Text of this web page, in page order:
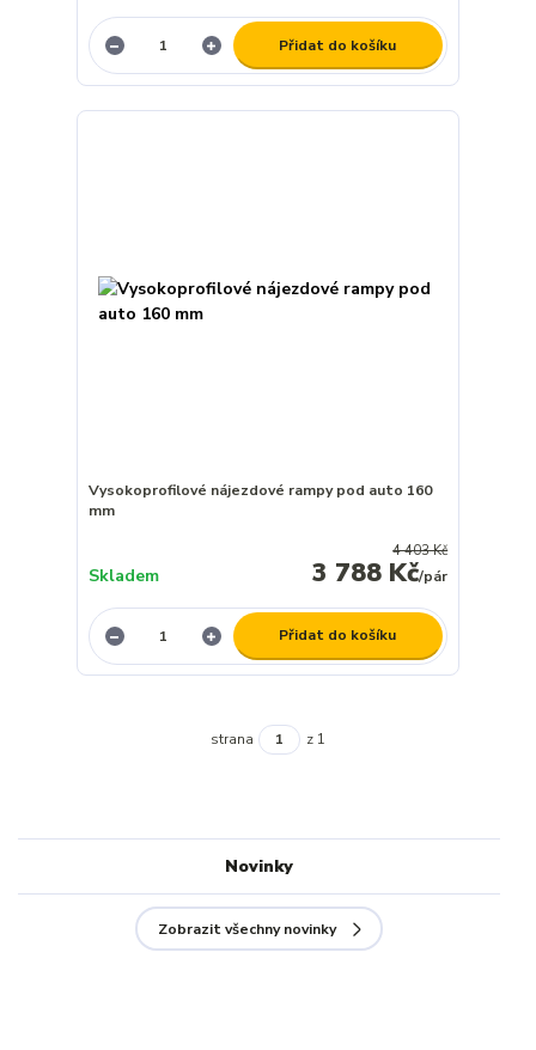
Přidat do košíku
Vysokoprofilové nájezdové rampy pod auto 160
mm
4 403 Kč
3 788 Kč/pár
Skladem
Přidat do košíku
strana z 1
Novinky
Zobrazit všechny novinky